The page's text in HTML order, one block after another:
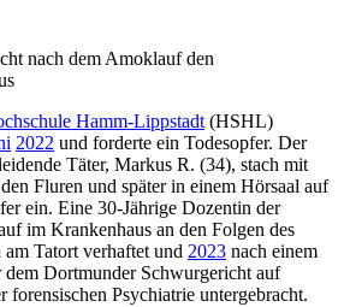
nach dem Amoklauf den
Hamm-Lippstadt (HSHL)
2022 und forderte ein Todesopfer. Der
Täter, Markus R. (34), stach mit
Fluren und später in einem Hörsaal auf
ein. Eine 30-Jährige Dozentin der
im Krankenhaus an den Folgen des
Tatort verhaftet und 2023 nach einem
dem Dortmunder Schwurgericht auf
forensischen Psychiatrie untergebracht.